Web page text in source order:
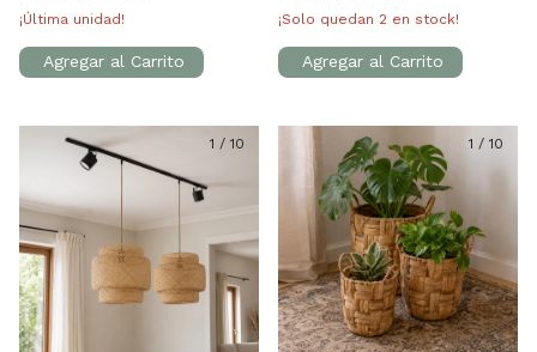
¡Última unidad! ¡Solo quedan 2 en stock!
1 / 10 1 / 10